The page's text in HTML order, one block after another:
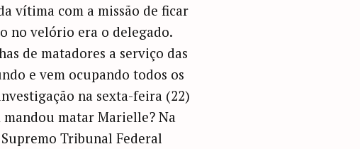
vítima com a missão de ficar
no velório era o delegado.
de matadores a serviço das
e vem ocupando todos os
na sexta-feira (22)
matar Marielle? Na
Tribunal Federal